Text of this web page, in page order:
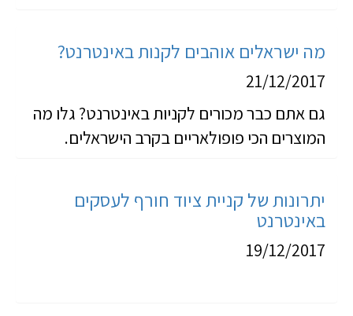
מה ישראלים אוהבים לקנות באינטרנט?
21/12/2017
גם אתם כבר מכורים לקניות באינטרנט? גלו מה
המוצרים הכי פופולאריים בקרב הישראלים.
יתרונות של קניית ציוד חורף לעסקים
באינטרנט
19/12/2017